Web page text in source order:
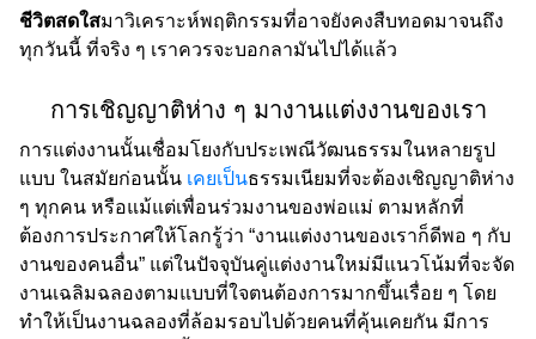
ชีวิตสดใสมาวิเคราะห์พฤติกรรมที่อาจยังคงสืบทอดมาจนถึง
ทุกวันนี้ ที่จริง ๆ เราควรจะบอกลามันไปได้แล้ว
การเชิญญาติห่าง ๆ มางานแต่งงานของเรา
การแต่งงานนั้นเชื่อมโยงกับประเพณีวัฒนธรรมในหลายรูป
แบบ ในสมัยก่อนนั้น เคยเป็นธรรมเนียมที่จะต้องเชิญญาติห่าง
ๆ ทุกคน หรือแม้แต่เพื่อนร่วมงานของพ่อแม่ ตามหลักที่
ต้องการประกาศให้โลกรู้ว่า “งานแต่งงานของเราก็ดีพอ ๆ กับ
งานของคนอื่น” แต่ในปัจจุบันคู่แต่งงานใหม่มีแนวโน้มที่จะจัด
งานเฉลิมฉลองตามแบบที่ใจตนต้องการมากขึ้นเรื่อย ๆ โดย
ทำให้เป็นงานฉลองที่ล้อมรอบไปด้วยคนที่คุ้นเคยกัน มีการ